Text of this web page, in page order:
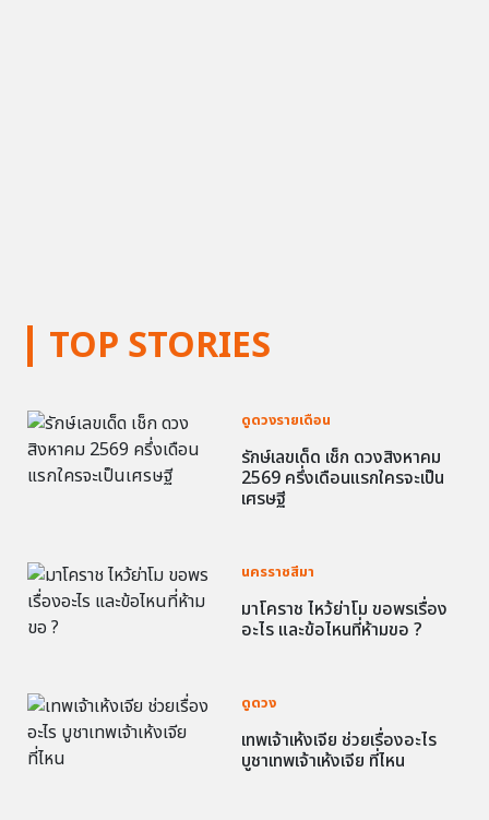
TOP STORIES
ดูดวงรายเดือน
รักษ์เลขเด็ด เช็ก ดวงสิงหาคม
2569 ครึ่งเดือนแรกใครจะเป็น
เศรษฐี
นครราชสีมา
มาโคราช ไหว้ย่าโม ขอพรเรื่อง
อะไร และข้อไหนที่ห้ามขอ ?
ดูดวง
เทพเจ้าเห้งเจีย ช่วยเรื่องอะไร
บูชาเทพเจ้าเห้งเจีย ที่ไหน